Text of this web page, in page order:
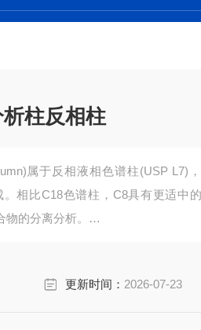
柱反相柱
属于反相液相色谱柱(USP L7)
相比C18色谱柱，C8具有更适中
的分离分析。
过强保留，提高洗脱效率，是药物
更新时间： 2026-07-23